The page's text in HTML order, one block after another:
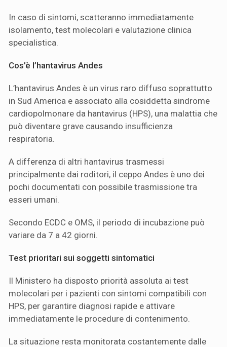
In caso di sintomi, scatteranno immediatamente
isolamento, test molecolari e valutazione clinica
specialistica.
Cos’è l’hantavirus Andes
L’hantavirus Andes è un virus raro diffuso soprattutto
in Sud America e associato alla cosiddetta sindrome
cardiopolmonare da hantavirus (HPS), una malattia che
può diventare grave causando insufficienza
respiratoria.
A differenza di altri hantavirus trasmessi
principalmente dai roditori, il ceppo Andes è uno dei
pochi documentati con possibile trasmissione tra
esseri umani.
Secondo ECDC e OMS, il periodo di incubazione può
variare da 7 a 42 giorni.
Test prioritari sui soggetti sintomatici
Il Ministero ha disposto priorità assoluta ai test
molecolari per i pazienti con sintomi compatibili con
HPS, per garantire diagnosi rapide e attivare
immediatamente le procedure di contenimento.
La situazione resta monitorata costantemente dalle